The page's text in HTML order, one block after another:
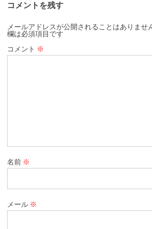
コメントを残す
メールアドレスが公開されることはありませ
欄は必須項目です
コメント ※
名前 ※
メール ※